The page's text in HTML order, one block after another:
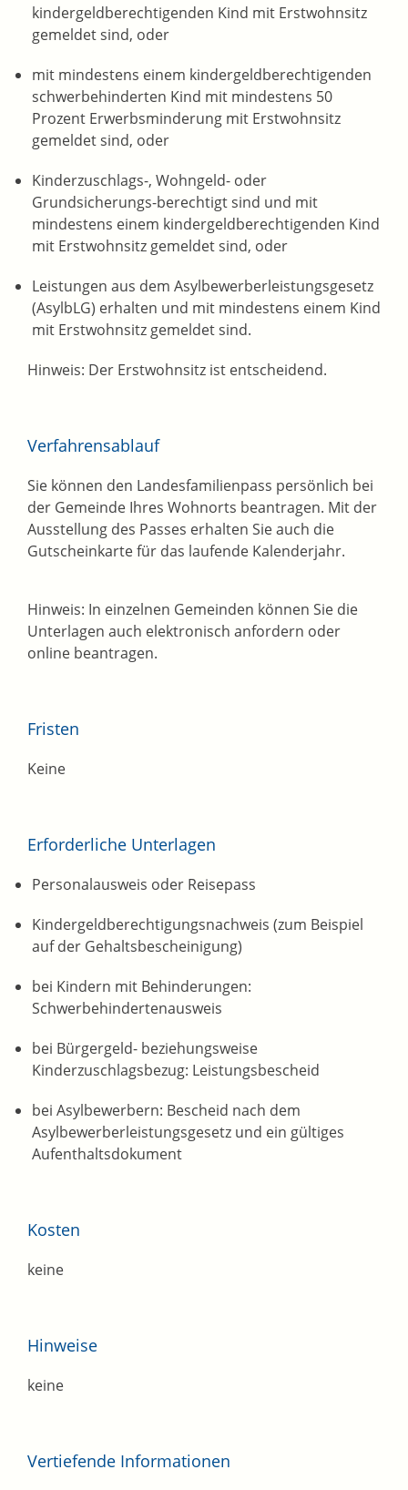
kindergeldberechtigenden Kind mit Erstwohnsitz
gemeldet sind, oder
mit mindestens einem kindergeldberechtigenden
schwerbehinderten Kind mit mindestens 50
Prozent Erwerbsminderung mit Erstwohnsitz
gemeldet sind, oder
Kinderzuschlags-, Wohngeld- oder
Grundsicherungs-berechtigt sind und mit
mindestens einem kindergeldberechtigenden Kind
mit Erstwohnsitz gemeldet sind, oder
Leistungen aus dem Asylbewerberleistungsgesetz
(AsylbLG) erhalten und mit mindestens einem Kind
mit Erstwohnsitz gemeldet sind.
Hinweis: Der Erstwohnsitz ist entscheidend.
Verfahrensablauf
Sie können den Landesfamilienpass persönlich bei
der Gemeinde Ihres Wohnorts beantragen. Mit der
Ausstellung des Passes erhalten Sie auch die
Gutscheinkarte für das laufende Kalenderjahr.
Hinweis: In einzelnen Gemeinden können Sie die
Unterlagen auch elektronisch anfordern oder
online beantragen.
Fristen
Keine
Erforderliche Unterlagen
Personalausweis oder Reisepass
Kindergeldberechtigungsnachweis (zum Beispiel
auf der Gehaltsbescheinigung)
bei Kindern mit Behinderungen:
Schwerbehindertenausweis
bei Bürgergeld- beziehungsweise
Kinderzuschlagsbezug: Leistungsbescheid
bei Asylbewerbern: Bescheid nach dem
Asylbewerberleistungsgesetz und ein gültiges
Aufenthaltsdokument
Kosten
keine
Hinweise
keine
Vertiefende Informationen